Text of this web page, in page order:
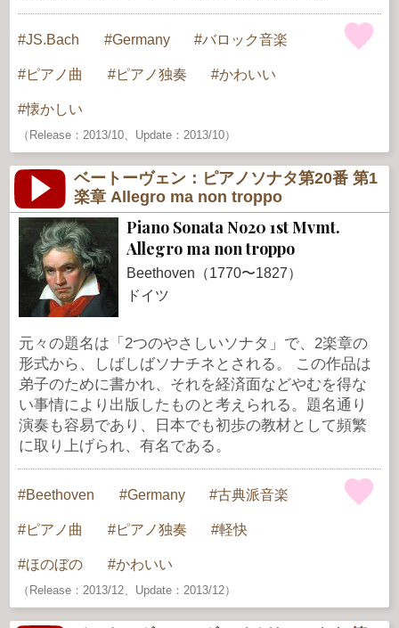
JS.Bach Germany バロック音楽
ピアノ曲 ピアノ独奏 かわいい
懐かしい
（Release：2013/10、Update：2013/10）
ベートーヴェン：ピアノソナタ第20番 第1
楽章 Allegro ma non troppo
Piano Sonata No20 1st Mvmt.
Allegro ma non troppo
Beethoven（1770〜1827）
ドイツ
元々の題名は「2つのやさしいソナタ」で、2楽章の
形式から、しばしばソナチネとされる。 この作品は
弟子のために書かれ、それを経済面などやむを得な
い事情により出版したものと考えられる。題名通り
演奏も容易であり、日本でも初歩の教材として頻繁
に取り上げられ、有名である。
Beethoven Germany 古典派音楽
ピアノ曲 ピアノ独奏 軽快
ほのぼの かわいい
（Release：2013/12、Update：2013/12）